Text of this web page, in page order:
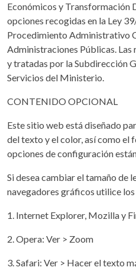
Económicos y Transformación
opciones recogidas en la Ley
Procedimiento Administrativo
Administraciones Públicas. Las
y tratadas por la Subdirección
Servicios del Ministerio.
CONTENIDO OPCIONAL
Este sitio web está diseñado
del texto y el color, así como el
opciones de configuración
Si desea cambiar el tamaño de
navegadores gráficos utilice los
1. Internet Explorer, Mozilla y
2. Opera: Ver > Zoom
3. Safari: Ver > Hacer el texto